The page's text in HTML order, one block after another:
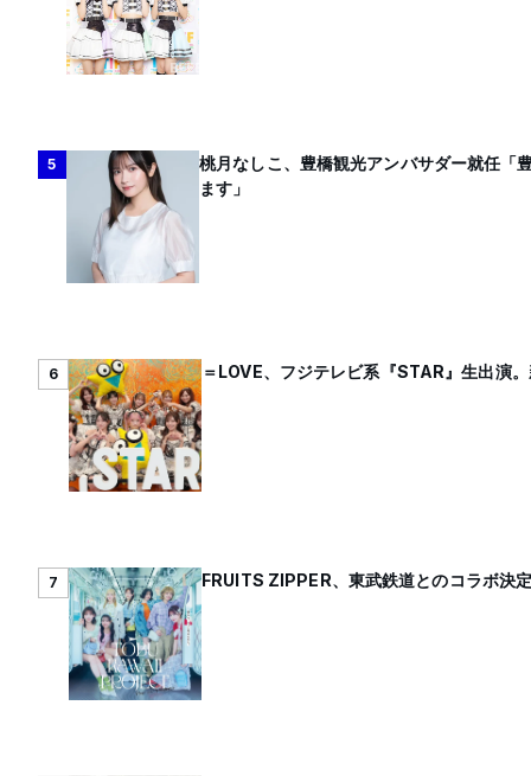
5
桃月なしこ、豊橋観光アンバサダー就任「
ます」
6 ＝LOVE、フジテレビ系『STAR』生出演
7 FRUITS ZIPPER、東武鉄道とのコラボ決